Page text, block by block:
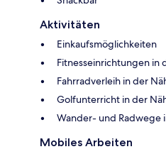
Aktivitäten
Einkaufsmöglichkeiten
Fitnesseinrichtungen in
Fahrradverleih in der
Golfunterricht in der
Wander- und Radwege
Mobiles Arbeiten